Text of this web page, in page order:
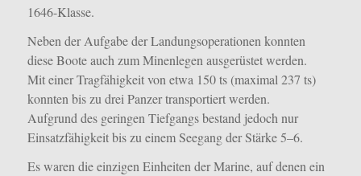
1646-Klasse.
Neben der Aufgabe der Landungsoperationen konnten
diese Boote auch zum Minenlegen ausgerüstet werden.
Mit einer Tragfähigkeit von etwa 150 ts (maximal 237 ts)
konnten bis zu drei Panzer transportiert werden.
Aufgrund des geringen Tiefgangs bestand jedoch nur
Einsatzfähigkeit bis zu einem Seegang der Stärke 5–6.
Es waren die einzigen Einheiten der Marine, auf denen ein